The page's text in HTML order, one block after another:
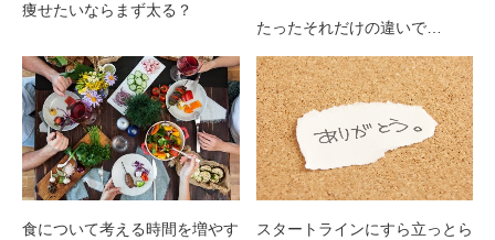
痩せたいならまず太る？
たったそれだけの違いで…
食について考える時間を増やす
スタートラインにすら立っとら